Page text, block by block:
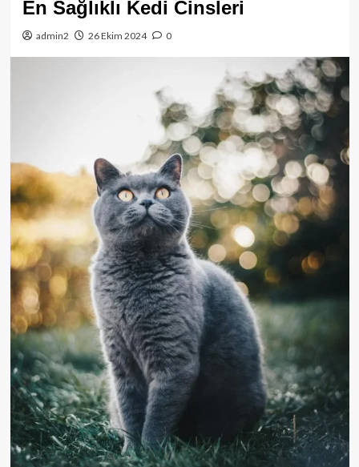
En Sağlıklı Kedi Cinsleri
admin2 26 Ekim 2024 0